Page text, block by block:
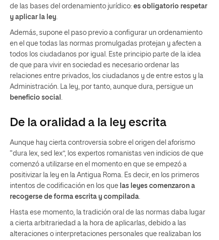
de las bases del ordenamiento jurídico: es obligatorio respetar
y aplicar la ley.
Además, supone el paso previo a configurar un ordenamiento
en el que todas las normas promulgadas protejan y afecten a
todos los ciudadanos por igual. Este principio parte de la idea
de que para vivir en sociedad es necesario ordenar las
relaciones entre privados, los ciudadanos y de entre estos y la
Administración. La ley, por tanto, aunque dura, persigue un
beneficio social .
De la oralidad a la ley escrita
Aunque hay cierta controversia sobre el origen del aforismo
“dura lex, sed lex”, los expertos romanistas ven indicios de que
comenzó a utilizarse en el momento en que se empezó a
positivizar la ley en la Antigua Roma. Es decir, en los primeros
intentos de codificación en los que las leyes comenzaron a
recogerse de forma escrita y compilada.
Hasta ese momento, la tradición oral de las normas daba lugar
a cierta arbitrariedad a la hora de aplicarlas, debido a las
alteraciones o interpretaciones personales que realizaban los